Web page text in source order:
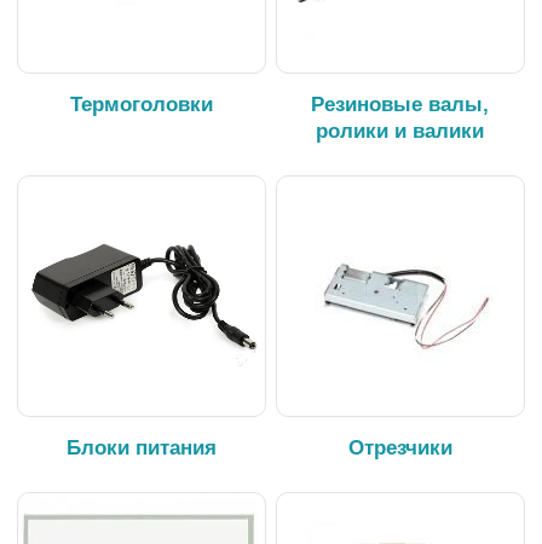
Термоголовки
Резиновые валы,
ролики и валики
Блоки питания Отрезчики